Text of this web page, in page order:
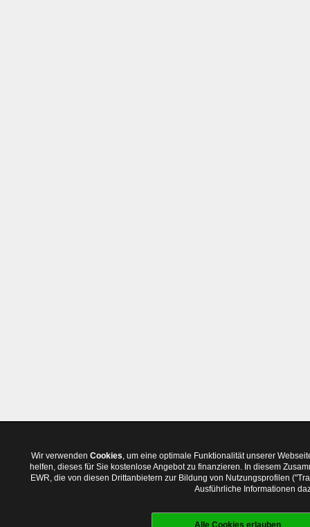
Wir verwenden Cookies, um eine optimale Funktionalität unserer
helfen, dieses für Sie kostenlose Angebot zu finanzieren. In diesem
EWR, die von diesen Drittanbietern zur Bildung von Nutzungsprofilen
Ausführliche Informationen
Alle Cookies erlauben